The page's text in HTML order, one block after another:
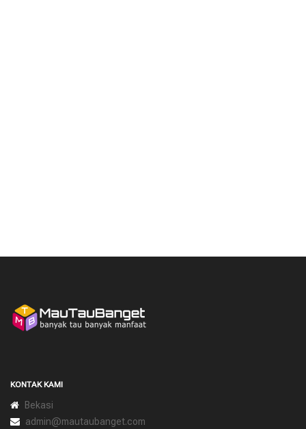
KONTAK KAMI
Bekasi
admin@mautaubanget.com